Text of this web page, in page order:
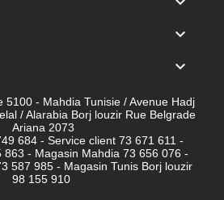


5100 - Mahdia Tunisie / Avenue Hadj
/ Alarabia Borj louzir Rue Belgrade
Ariana 2073
684 - Service client 73 671 611 -
- Magasin Mahdia 73 656 076 -
587 985 - Magasin Tunis Borj louzir
98 155 910